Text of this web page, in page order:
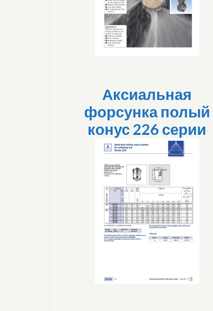
Аксиальная
форсунка полый
конус 226 серии